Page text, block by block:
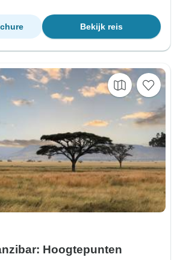
Bekijk reis
Hoogtepunten